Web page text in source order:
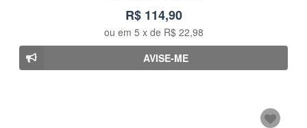
R$ 114,90
ou em 5 x de R$ 22,98
AVISE-ME